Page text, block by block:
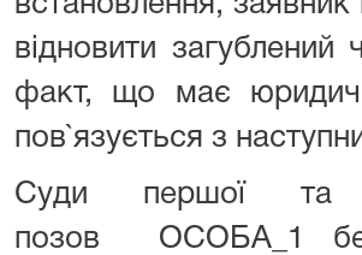
відновити
факт, що має
пов`язується з
Суди першої та
позов ОСОБА_1 без